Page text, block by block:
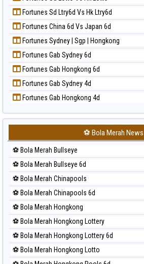
Paito Harian Sydney Pools 6d
Paito Harian Taipei
Paito Harian Taiwan
Prediksi Magnum Cambodia
Prediksi Nagoya
Prediksi North Carolina Day
Prediksi Pcso
Prediksi Sao Paulo
Prediksi Singapore
Prediksi Sydney
Prediksi Sydney Lottery
Prediksi Sydney Lottery 6d
Prediksi Sydney Pools 6d
Prediksi Taipei
Prediksi Taiwan
Fortunes Sd Ltry6d Vs Hk Ltry6d
Fortunes China 6d Vs Japan 6d
Fortunes Sydney | Sgp | Hongkong
Fortunes Gab Sydney 6d
Fortunes Gab Hongkong 6d
Fortunes Gab Sydney 4d
Fortunes Gab Hongkong 4d
⚽ Bola Merah News
⚽ Bola Merah Bullseye
⚽ Bola Merah Bullseye 6d
⚽ Bola Merah Chinapools
⚽ Bola Merah Chinapools 6d
⚽ Bola Merah Hongkong
⚽ Bola Merah Hongkong Lottery
⚽ Bola Merah Hongkong Lottery 6d
⚽ Bola Merah Hongkong Lotto